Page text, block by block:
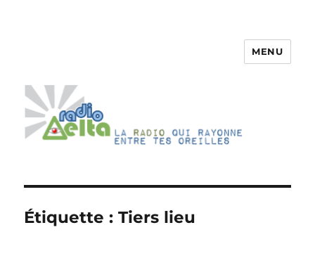
MENU
Étiquette :Tiers lieu